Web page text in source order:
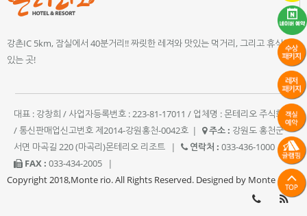
강촌IC 5km, 잠실에서 40분거리!! 짜릿한 레져와 맛있는 먹거리, 그리고 휴식이
있는 곳!
대표 : 강창희 / 사업자등록번호 : 223-81-17011 / 업체명 : 몬테리오 주식회사
/ 통신판매업신고번호 제2014-강원홍천-0042호 | 주소 : 강원도 홍천군
서면 마곡길 220 (마곡리)몬테리오 리조트
| 연락처 : 033-436-1000
|
FAX : 033-434-2005
|
Copyright 2018,Monte rio. All Rights Reserved. Designed by Monte rio.